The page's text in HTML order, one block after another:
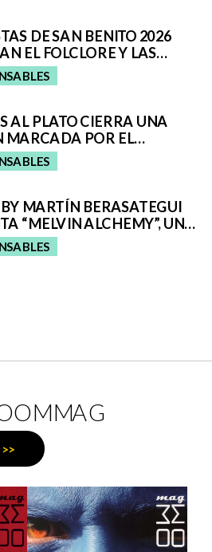
DE SAN BENITO 2026
EL FOLCLORE Y LAS
DE TENERIFE E
A SAN CRISTÓBAL A
AL PLATO CIERRA UNA
MARCADA POR EL
GASTRONÓMICO Y LA
DEL PAISAJE
MARTÍN BERASATEGUI
“MELVIN ALCHEMY”, UNA
QUE FUSIONA ALTA
COCTELERÍA EN ABAMA